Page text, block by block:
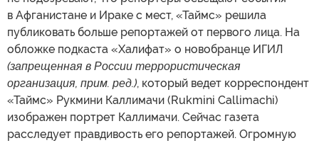
в Афганистане и Ираке с мест, «Таймс» решила
публиковать больше репортажей от первого лица. На
обложке подкаста «Халифат» о новобранце ИГИЛ
(запрещенная в России террористическая
организация, прим. ред.), который ведет корреспондент
«Таймс» Рукмини Каллимачи (Rukmini Callimachi)
изображен портрет Каллимачи. Сейчас газета
расследует правдивость его репортажей. Огромную